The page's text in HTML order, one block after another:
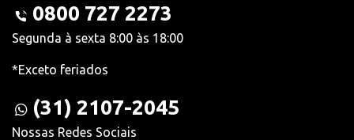
0800 727 2273
Segunda à sexta 8:00 às 18:00
*Exceto feriados
(31) 2107-2045
Nossas Redes Sociais